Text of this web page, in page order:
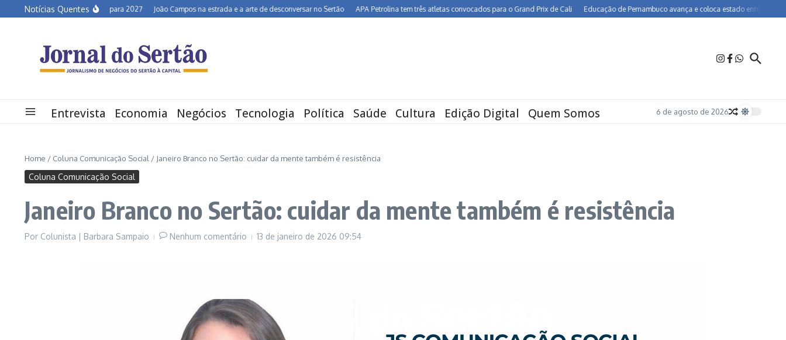
Ir para o conteúdo
Notícias Quentes
Semiárido em alerta para 2027 João Campos na estrada e a arte de desconversar no Sertão APA Petrolina tem três atletas convocados para o Grand Prix de Cali Educação de Pernambuco avança e coloca estado entre os
Entrevista Economia Negócios Tecnologia Política Saúde Cultura Edição Digital Quem Somos 6 de agosto de 2026
Home / Coluna Comunicação Social / Janeiro Branco no Sertão: cuidar da mente também é resistência
Coluna Comunicação Social
Janeiro Branco no Sertão: cuidar da mente também é resistência
Por Colunista | Barbara Sampaio Nenhum comentário 13 de janeiro de 2026 09:54